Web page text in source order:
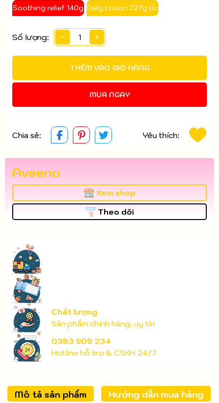
Soothing relief 140g Daily Lotion 227g Úc
Số lượng:
THÊM VÀO GIỎ HÀNG
MUA NGAY
Chia sẻ: Yêu thích:
Aveeno
Xem shop
Theo dõi
Chất lượng
Sản phẩm chính hãng, uy tín
0383 909 234
Hotline hỗ trợ & CSKH 24/7
Mô tả sản phẩm Hướng dẫn mua hàng